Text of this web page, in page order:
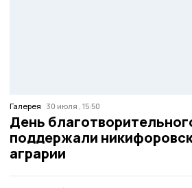
Галерея 30 июля , 15:50
День
поддержали
аграрии